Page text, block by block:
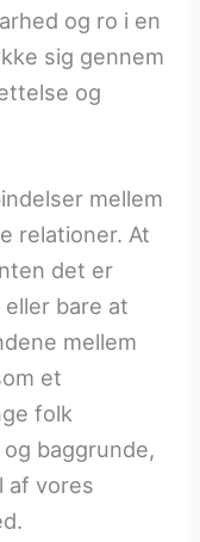
og ro i en
sig gennem
og
mellem
relationer. At
det er
bare at
mellem
et
folk
baggrunde,
af vores